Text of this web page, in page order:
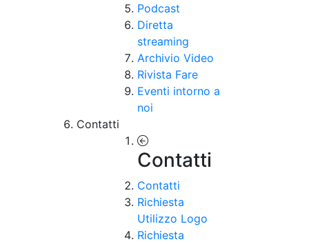
Podcast
Diretta
streaming
Archivio Video
Rivista Fare
Eventi intorno a
noi
Contatti
Contatti
Contatti
Richiesta
Utilizzo Logo
Richiesta